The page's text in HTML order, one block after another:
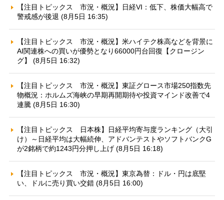
【注目トピックス 市況・概況】日経VI：低下、株価大幅高で
警戒感が後退 (8月5日 16:35)
【注目トピックス 市況・概況】米ハイテク株高などを背景に
AI関連株への買いが優勢となり66000円台回復【クロージン
グ】 (8月5日 16:32)
【注目トピックス 市況・概況】東証グロース市場250指数先
物概況：ホルムズ海峡の早期再開期待や投資マインド改善で4
連騰 (8月5日 16:30)
【注目トピックス 日本株】日経平均寄与度ランキング（大引
け）～日経平均は大幅続伸、アドバンテストやソフトバンクG
が2銘柄で約1243円分押し上げ (8月5日 16:18)
【注目トピックス 市況・概況】東京為替：ドル・円は底堅
い、ドルに売り買い交錯 (8月5日 16:00)